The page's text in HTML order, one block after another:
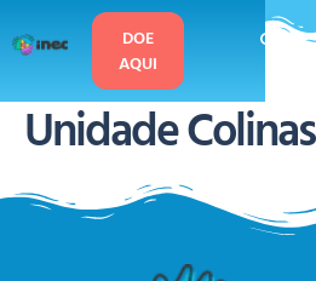
DOE
AQUI
Unidade Colinas